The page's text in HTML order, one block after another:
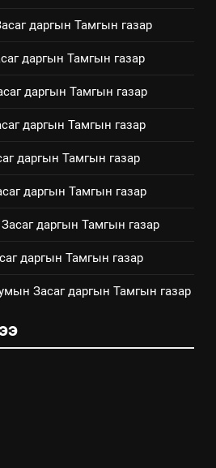
Мэдээлэл хариуцагчийн
байгаа үйл ажиллагаа,
байгаа техник,
мэнд, байгаль орчинд
буюу үзүүлж байгаа
даргын Тамгын газар
даргын Тамгын газар
даргын Тамгын газар
даргын Тамгын газар
даргын Тамгын газар
даргын Тамгын газар
даргын Тамгын газар
даргын Тамгын газар
Засаг даргын Тамгын газар